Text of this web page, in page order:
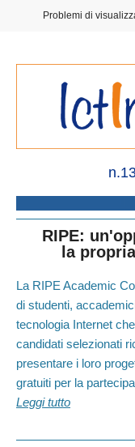
Problemi di
RIPE:
la
La RIPE Academic
di studenti,
tecnologia Internet
candidati selezionati
presentare i loro
gratuiti per la
Leggi tutto